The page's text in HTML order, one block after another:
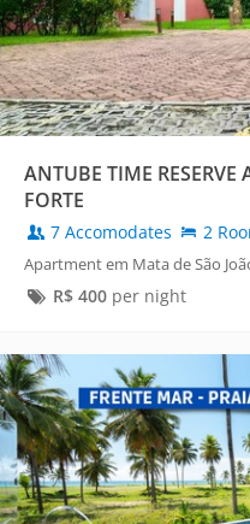
ANTUBE TIME
FORTE
7 Accomodates 2
Apartment em Mata de São
R$ 400per night